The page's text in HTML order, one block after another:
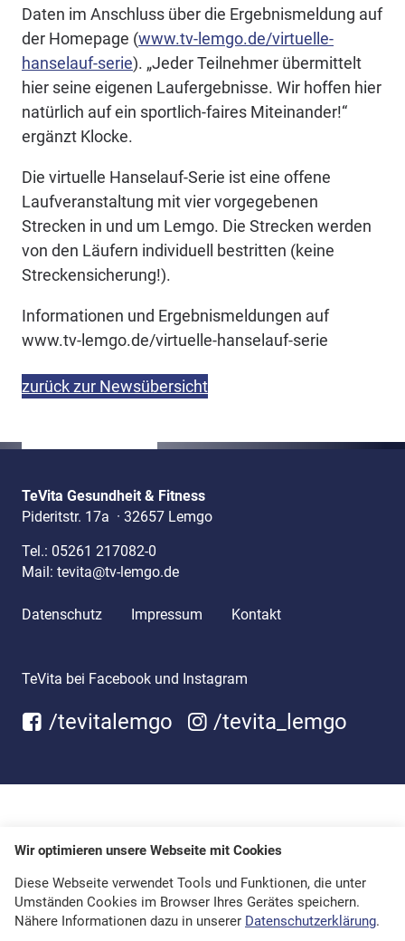
Daten im Anschluss über die Ergebnismeldung auf
der Homepage (www.tv-lemgo.de/virtuelle-
hanselauf-serie). „Jeder Teilnehmer übermittelt
hier seine eigenen Laufergebnisse. Wir hoffen hier
natürlich auf ein sportlich-faires Miteinander!“
ergänzt Klocke.
Die virtuelle Hanselauf-Serie ist eine offene
Laufveranstaltung mit vier vorgegebenen
Strecken in und um Lemgo. Die Strecken werden
von den Läufern individuell bestritten (keine
Streckensicherung!).
Informationen und Ergebnismeldungen auf
www.tv-lemgo.de/virtuelle-hanselauf-serie
zurück zur Newsübersicht
TeVita Gesundheit & Fitness
Pideritstr. 17a · 32657 Lemgo
Tel.: 05261 217082-0
Mail: tevita@tv-lemgo.de
Datenschutz Impressum Kontakt
TeVita bei Facebook und Instagram
/tevitalemgo /tevita_lemgo
Wir optimieren unsere Webseite mit Cookies
Diese Webseite verwendet Tools und Funktionen, die unter
Umständen Cookies im Browser Ihres Gerätes speichern.
Nähere Informationen dazu in unserer Datenschutzerklärung.